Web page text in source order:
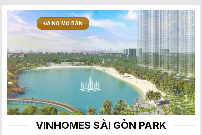
ĐANG MỞ BÁN
VINHOMES SÀI GÒN PARK